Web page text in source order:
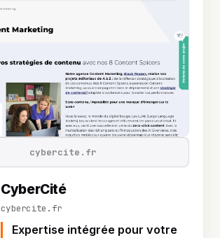
CyberCité
cybercite.fr
Expertise intégrée pour votre
cybercite.fr